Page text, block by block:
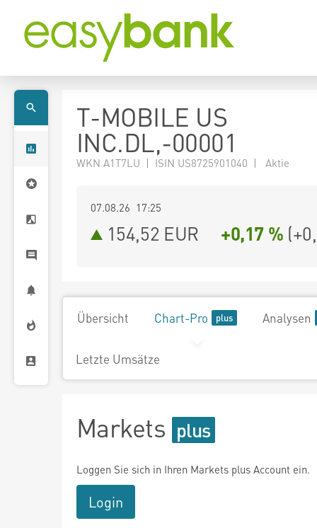
T-MOBILE US
INC.DL,-00001
WKN A1T7LU | ISIN US8725901040 | Aktie
07.08.26 17:25
154,52 EUR +0,17 % (
Übersicht Chart-Pro Analysen
Letzte Umsätze
Markets
Loggen Sie sich in Ihren Markets plus Account ein.
Login